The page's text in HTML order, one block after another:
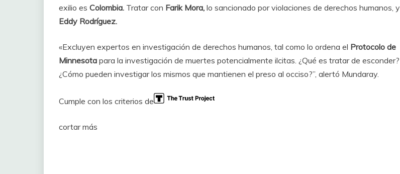
exilio es Colombia. Tratar con Farik Mora, lo sancionado por violaciones de derechos humanos, y
Eddy Rodríguez.
«Excluyen expertos en investigación de derechos humanos, tal como lo ordena el Protocolo de
Minnesota para la investigación de muertes potencialmente ilcitas. ¿Qué es tratar de esconder?
¿Cómo pueden investigar los mismos que mantienen el preso al occiso?”, alertó Mundaray.
Cumple con los criterios de
cortar más